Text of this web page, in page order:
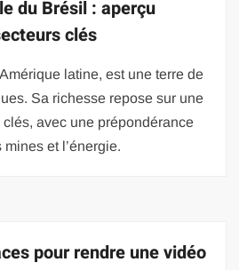
du Brésil : aperçu
clés
latine, est une terre de
Sa richesse repose sur une
avec une prépondérance
mines et l’énergie.
pour rendre une vidéo